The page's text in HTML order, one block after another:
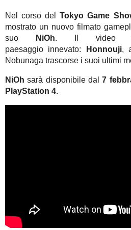
Nel corso delTokyo Game
mostrato un nuovo filmato
suo
NiOh. Il video
paesaggio innevato:
Honnouji,
Nobunaga trascorse i suoi ultimi
NiOh sarà disponibile dal7
PlayStation 4.